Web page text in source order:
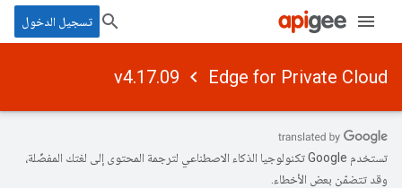
تسجيل الدخول
Edge for Private Cloud
v4.17.09
تستخدم Google تكنولوجيا الذكاء الاصطناعي لترجمة المحتوى إلى لغتك المفضّلة،
وقد تتضمّن بعض الأخطاء.